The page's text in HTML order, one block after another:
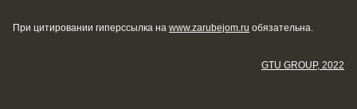
При цитировании гиперссылка на www.zarubejom.ru обязательна.
GTU GROUP, 2022